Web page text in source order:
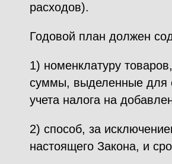
расходов).
Годовой план должен
1) номенклатуру
суммы, выделенные для
учета налога на
2) способ, за
настоящего Закона, и